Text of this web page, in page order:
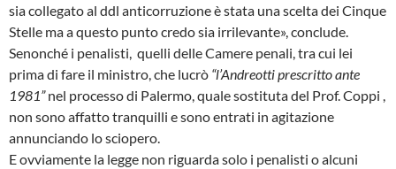
sia collegato al ddl anticorruzione è stata una scelta dei Cinque
Stelle ma a questo punto credo sia irrilevante», conclude.
Senonché i penalisti, quelli delle Camere penali, tra cui lei
prima di fare il ministro, che lucrò “l’Andreotti prescritto ante
1981”nel processo di Palermo, quale sostituta del Prof. Coppi ,
non sono affatto tranquilli e sono entrati in agitazione
annunciando lo sciopero.
E ovviamente la legge non riguarda solo i penalisti o alcuni